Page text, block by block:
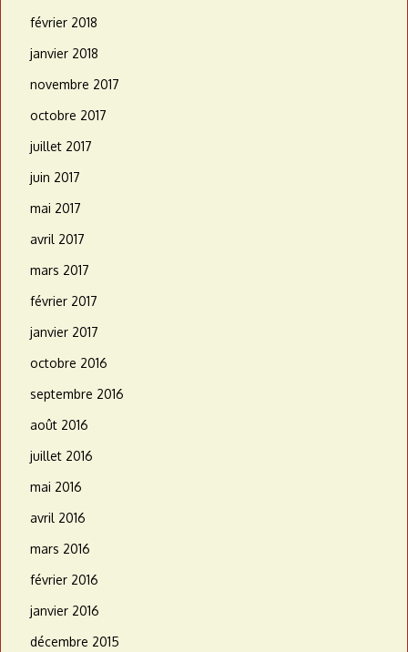
février 2018
janvier 2018
novembre 2017
octobre 2017
juillet 2017
juin 2017
mai 2017
avril 2017
mars 2017
février 2017
janvier 2017
octobre 2016
septembre 2016
août 2016
juillet 2016
mai 2016
avril 2016
mars 2016
février 2016
janvier 2016
décembre 2015